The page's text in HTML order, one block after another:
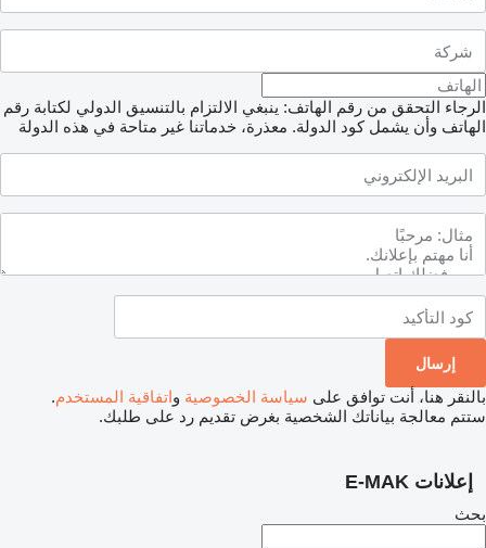
الرجاء التحقق من رقم الهاتف: ينبغي الالتزام بالتنسيق الدولي لكتابة رقم
الهاتف وأن يشمل كود الدولة. معذرة، خدماتنا غير متاحة في هذه الدولة
بالنقر هنا، أنت توافق على سياسة الخصوصية واتفاقية المستخدم.
ستتم معالجة بياناتك الشخصية بغرض تقديم رد على طلبك.
إعلانات E-MAK
بحث